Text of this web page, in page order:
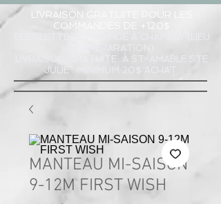
LIVRAISON GRATUITE POUR LES
COMMANDES DE +120$
DE PRÉPARATION)
LIVRAISON GRATUITE À ST-AMABLE STE
JULIE : MINIMUM 20$ ACHAT
MANTEAU MI-SAISON
9-12M FIRST WISH